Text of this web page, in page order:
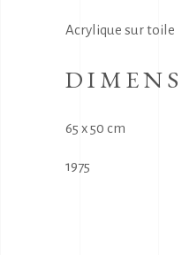
Acrylique sur toile
65 x 50 cm
1975